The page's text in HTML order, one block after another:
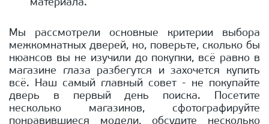
материала.
Мы рассмотрели основные критерии выбора
межкомнатных дверей, но, поверьте, сколько бы
нюансов вы не изучили до покупки, всё равно в
магазине глаза разбегутся и захочется купить
всё. Наш самый главный совет - не покупайте
дверь в первый день поиска. Посетите
несколько магазинов, сфотографируйте
понравившиеся модели, обсудите несколько